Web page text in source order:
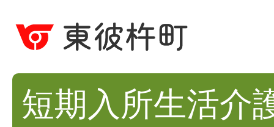
短期入所生活介